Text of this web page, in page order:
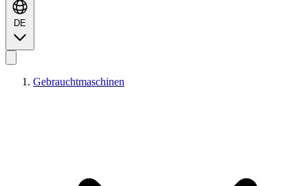
DE
Gebrauchtmaschinen